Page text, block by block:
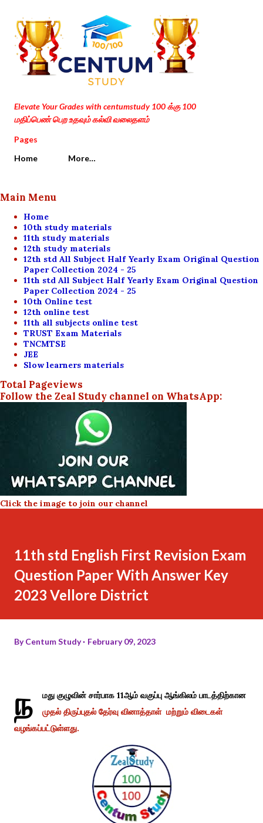
Skip to main content
Elevate Your Grades with centumstudy 100 க்கு 100
மதிப்பெண் பெற உதவும் கல்வி வலைதளம்
Pages
Home
More…
Main Menu
Home
10th study materials
11th study materials
12th study materials
12th std All Subject Half Yearly Exam Original Question
Paper Collection 2024 - 25
11th std All Subject Half Yearly Exam Original Question
Paper Collection 2024 - 25
10th Online test
12th online test
11th all subjects online test
TRUST Exam Materials
TNCMTSE
JEE
Slow learners materials
Total Pageviews
Follow the Zeal Study channel on WhatsApp:
Click the image to join our channel
11th std English First Revision Exam
Question Paper With Answer Key
2023 Vellore District
ByCentum Study February 09, 2023
ந
மது குழுவின் சார்பாக 11ஆம் வகுப்பு ஆங்கிலம் பாடத்திற்கான
முதல் திருப்புதல் தேர்வு வினாத்தாள் மற்றும் விடைகள்
வழங்கப்பட்டுள்ளது.